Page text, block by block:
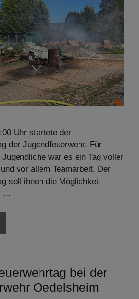
Uhr startete der
der Jugendfeuerwehr. Für
war es ein Tag voller
vor allem Teamarbeit. Der
soll ihnen die Möglichkeit
…
bei der
Oedelsheim